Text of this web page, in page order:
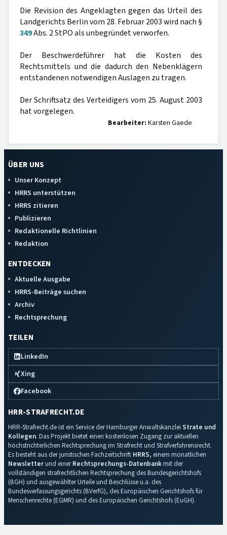
Die Revision des Angeklagten gegen das Urteil des
Landgerichts Berlin vom 28. Februar 2003 wird nach §
349Abs. 2 StPO als unbegründet verworfen.
Der Beschwerdeführer hat die Kosten des
Rechtsmittels und die dadurch den Nebenklägern
entstandenen notwendigen Auslagen zu tragen.
Der Schriftsatz des Verteidigers vom 25. August 2003
hat vorgelegen.
Bearbeiter: Karsten Gaede
ÜBER UNS
Unser Konzept
HRRS unterstützen
HRRS zitieren
Publizieren
Redaktionelle Richtlinien
Redaktion
ENTDECKEN
Aktuelle Ausgabe
HRRS-Beiträge suchen
Archiv
Rechtsprechung
TEILEN
LinkedIn
Xing
Facebook
HRR-STRAFRECHT.DE
HRR-Strafrecht.de ist ein Service der Hamburger Anwaltskanzlei Strate und
Kollegen. Das Projekt bietet einen kostenlosen Zugang zur aktuellen
höchstrichterlichen Rechtsprechung im Strafrecht und Strafverfahrensrecht.
Es besteht aus der juristischen Fachzeitschrift HRRS, einem monatlichen
Newsletterund einerRechtsprechungs-Datenbankmit der
vollständigen strafrechtlichen Rechtsprechung des Bundesgerichtshofs
(BGH) und ausgewählter Urteile und Beschlüsse u.a. des
Bundesverfassungsgerichts (BVerfG), des Europäischen Gerichtshofs für
Menschenrechte (EGMR) und des Europäischen Gerichtshofs (EuGH).